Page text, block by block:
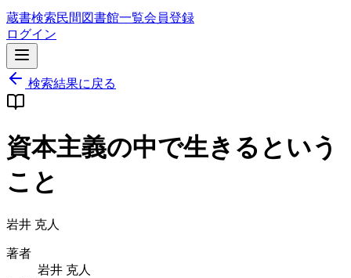
蔵書検索民間図書館一覧会員登録
ログイン
検索結果に戻る
資本主義の中で生きるという
こと
岩井 克人
著者
岩井 克人